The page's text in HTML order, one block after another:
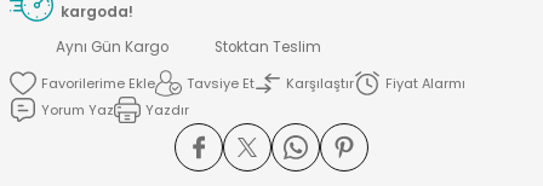
kargoda!
Aynı Gün Kargo
Stoktan Teslim
Tavsiye Et
Karşılaştır
Fiyat Alarmı
Yorum Yaz
Yazdır